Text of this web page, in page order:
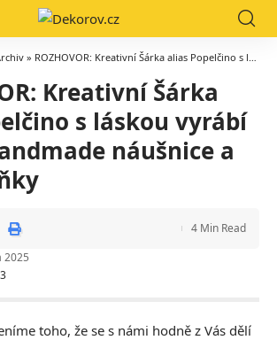
» ROZHOVOR: Kreativní Šárka alias Popelčino s láskou vyrábí krásné handmade náušnice a jiné doplňky
Kreativní Šárka
s láskou vyrábí
náušnice a
2025
4 Min Read
toho, že se s námi hodně z Vás dělí